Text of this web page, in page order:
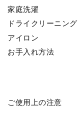
家庭洗濯
ドライクリーニング
アイロン
お手入れ方法
ご使用上の注意